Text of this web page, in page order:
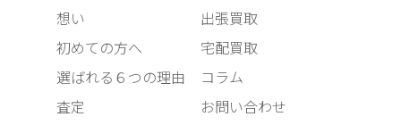
想い
初めての方へ
選ばれる６つの理由
査定
出張買取
宅配買取
コラム
お問い合わせ